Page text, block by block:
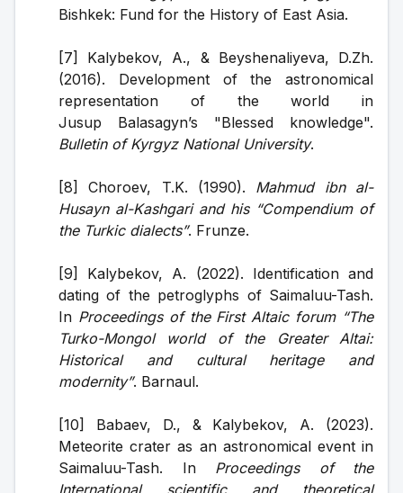
Bishkek: Fund for the History of East Asia.
[7] Kalybekov, A., & Beyshenaliyeva, D.Zh.
(2016). Development of the astronomical
representation of the world in
Bulletin of Kyrgyz National University.
[8] Choroev, T.K. (1990). Mahmud ibn al-
Husayn al-Kashgari and his “Compendium of
the Turkic dialects”. Frunze.
[9] Kalybekov, A. (2022). Identification and
dating of the petroglyphs of Saimaluu-Tash.
In Proceedings of the First Altaic forum “The
Turko-Mongol world of the Greater Altai:
Historical and cultural heritage and
modernity”. Barnaul.
[10] Babaev, D., & Kalybekov, A. (2023).
Meteorite crater as an astronomical event in
Saimaluu-Tash. In Proceedings of the
International scientific and theoretical